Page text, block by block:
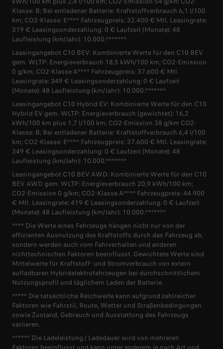
Klasse: B; Bei entladener Batterie: Kraftstoffverbrauch 6,1 l/100
km; CO2-Klasse: E**** Fahrzeugpreis: 32.400 € Mtl. Leasingrate:
319 € Leasingsonderzahlung: 0 € Laufzeit (Monate): 48
Laufleistung (km/Jahr): 10.000.*******
Leasingangebot C10 BEV: Kombinierte Werte für den C10 BEV
gem. WLTP: Energieverbrauch 18,5 kWh/100 km; CO2-Emission
0 g/km; CO2-Klasse A**** Fahrzeugpreis: 37.600 € Mtl.
Leasingrate: 349 € Leasingsonderzahlung: 0 € Laufzeit
(Monate): 48 Laufleistung (km/Jahr): 10.000.*******
Leasingangebot C10 Hybrid EV: Kombinierte Werte für den C10
Hybrid EV gem. WLTP: Energieverbrauch (gewichtet): 16,2
kWh/100 km plus 1,7 l/100 km; CO2-Emission 38 g/km CO2-
Klasse: B; Bei entladener Batterie: Kraftstoffverbrauch 6,4 l/100
km; CO2-Klasse: E**** Fahrzeugpreis: 37.600 € Mtl. Leasingrate:
349 € Leasingsonderzahlung: 0 € Laufzeit (Monate): 48
Laufleistung (km/Jahr): 10.000.*******
Leasingangebot C10 BEV AWD: Kombinierte Werte für den C10
BEV AWD gem. WLTP: Energieverbrauch 20,9 kWh/100 km;
CO2-Emission 0 g/km; CO2-Klasse A**** Fahrzeugpreis: 44.900
€ Mtl. Leasingrate: 419 € Leasingsonderzahlung: 0 € Laufzeit
(Monate): 48 Laufleistung (km/Jahr): 10.000.*******
**** Die Werte eines Fahrzeugs hängen nicht nur von der
effizienten Ausnutzung des Kraftstoffs durch das Fahrzeug ab,
sondern werden auch vom Fahrverhalten und anderen
nichttechnischen Faktoren beeinflusst. Gewichtete Werte sind
Mittelwerte für Kraftstoff- und Stromverbrauch von extern
aufladbaren Hybridelektrofahrzeugen bei durchschnittlichem
Nutzungsprofil und täglichem Laden der Batterie.
***** Die tatsächliche Reichweite kann aufgrund zahlreicher
Faktoren wie Fahrstil, Route, Wetter und Straßenbedingungen
sowie Zustand, Gebrauch und Ausstattung des Fahrzeugs
variieren.
****** Die Ladeleistung / Ladedauer wird von mehreren
Faktoren beeinflusst und kann unter anderem je nach Art und